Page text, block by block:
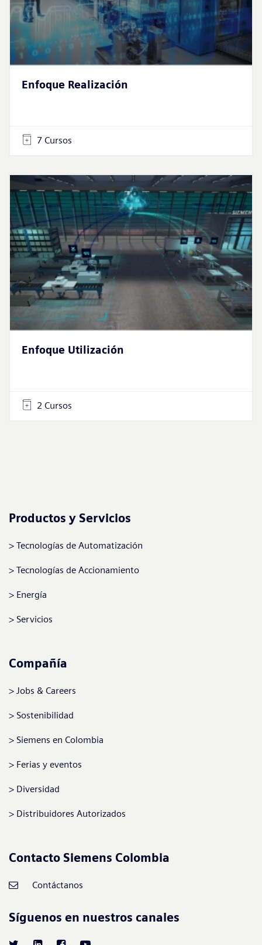
Enfoque Realización
7 Cursos
Enfoque Utilización
2 Cursos
Productos y Servicios
Tecnologías de Automatización
Tecnologías de Accionamiento
Energía
Servicios
Compañía
Jobs & Careers
Sostenibilidad
Siemens en Colombia
Ferias y eventos
Diversidad
Distribuidores Autorizados
Contacto Siemens Colombia
Contáctanos
Síguenos en nuestros canales